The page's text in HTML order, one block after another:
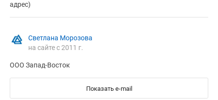
адрес)
Светлана Морозова
на сайте с 2011 г.
ООО Запад-Восток
Показать e-mail